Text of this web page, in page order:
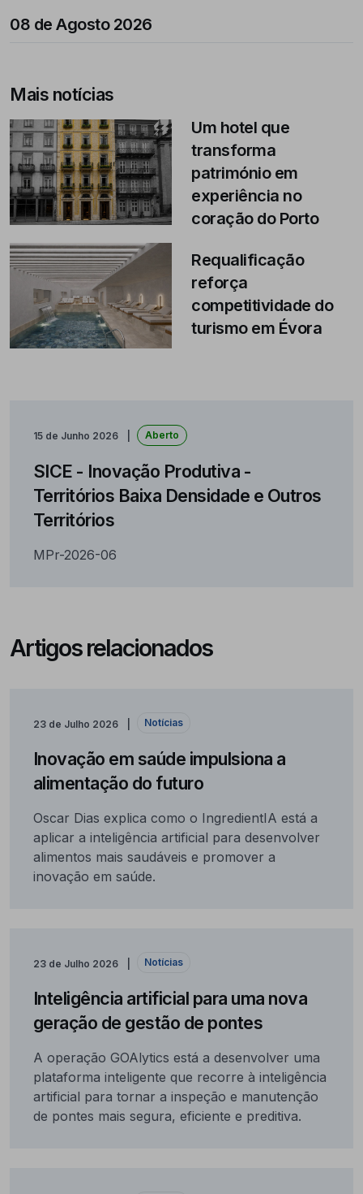
08 de Agosto 2026
Mais notícias
Um hotel que
transforma
património em
experiência no
coração do Porto
Requalificação
reforça
competitividade do
turismo em Évora
15 de Junho 2026 Aberto
SICE - Inovação Produtiva -
Territórios Baixa Densidade e Outros
Territórios
MPr-2026-06
Artigos relacionados
23 de Julho 2026 Notícias
Inovação em saúde impulsiona a
alimentação do futuro
Oscar Dias explica como o IngredientIA está a
aplicar a inteligência artificial para desenvolver
alimentos mais saudáveis e promover a
inovação em saúde.
23 de Julho 2026 Notícias
Inteligência artificial para uma nova
geração de gestão de pontes
A operação GOAlytics está a desenvolver uma
plataforma inteligente que recorre à inteligência
artificial para tornar a inspeção e manutenção
de pontes mais segura, eficiente e preditiva.